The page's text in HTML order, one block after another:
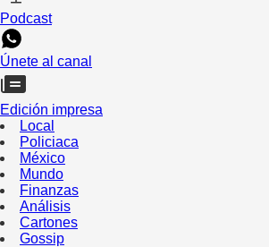
Podcast
Únete al canal
Edición impresa
Local
Policiaca
México
Mundo
Finanzas
Análisis
Cartones
Gossip